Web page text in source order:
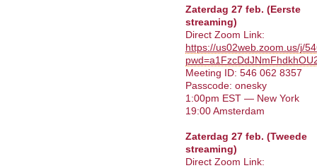
Zaterdag 27 feb. (Eerste
streaming)
Direct Zoom Link:
https://us02web.zoom.us/j/
Meeting ID: 546 062 8357
Passcode: onesky
1:00pm EST — New York
19:00 Amsterdam
Zaterdag 27 feb. (Tweede
streaming)
Direct Zoom Link: